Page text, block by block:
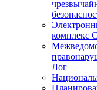
комплекс
Лог